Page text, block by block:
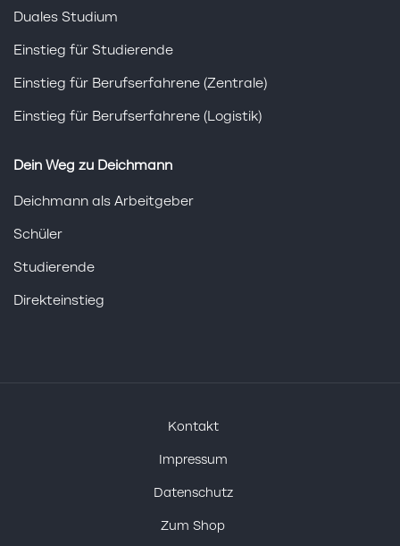
Duales Studium
Einstieg für Studierende
Einstieg für Berufserfahrene (Zentrale)
Einstieg für Berufserfahrene (Logistik)
Dein Weg zu Deichmann
Deichmann als Arbeitgeber
Schüler
Studierende
Direkteinstieg
Kontakt
Impressum
Datenschutz
Zum Shop